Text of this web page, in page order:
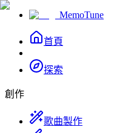
MemoTune
首頁
探索
創作
歌曲製作